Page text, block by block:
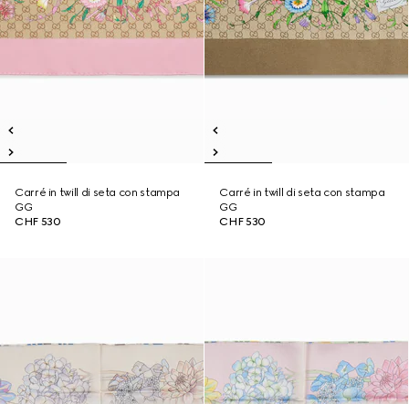
Carré in twill di seta con stampa
GG
CHF 530
Carré in twill di seta con stampa
GG
CHF 530